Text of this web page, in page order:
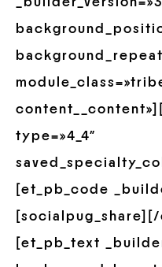
type=»4_4″
[et_pb_code
[socialpug_share][/
[et_pb_text